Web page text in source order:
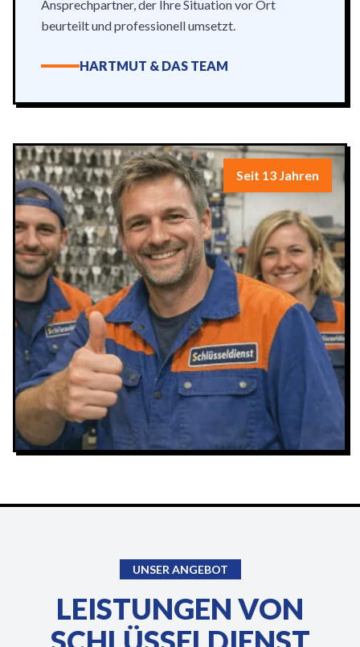
Ansprechpartner, der Ihre Situation vor Ort
beurteilt und professionell umsetzt.
HARTMUT & DAS TEAM
Seit 13 Jahren
UNSER ANGEBOT
LEISTUNGEN VON